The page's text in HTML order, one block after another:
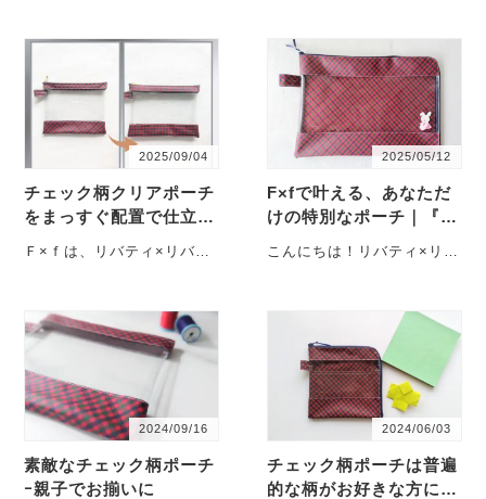
て見えます。 妹ブラ・・・
F×fでは、ファ・・・
2025/09/04
チェック柄クリアポーチ
をまっすぐ配置で仕立て
Ｆ×ｆは、リバティ×リバテ
うな雰囲気を感じさせる
チ・・・
2025/05/12
F×fで叶える、あなただ
けの特別なポーチ｜『A
ポーチ』の魅力
こんにちは！リバティ×リバ
ブランドであるF×fで
2024/09/16
素敵なチェック柄ポーチ
ｰ親子でお揃いに
2024/06/03
チェック柄ポーチは普遍
的な柄がお好きな方に大